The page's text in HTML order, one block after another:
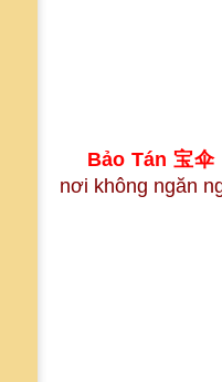
Bảo Tán 宝伞
nơi không ngăn